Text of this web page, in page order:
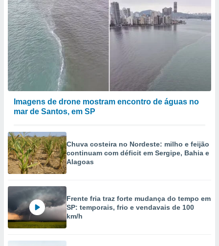
Imagens de drone mostram encontro de águas no
mar de Santos, em SP
Chuva costeira no Nordeste: milho e feijão
continuam com déficit em Sergipe, Bahia e
Alagoas
Frente fria traz forte mudança do tempo em
SP: temporais, frio e vendavais de 100
km/h